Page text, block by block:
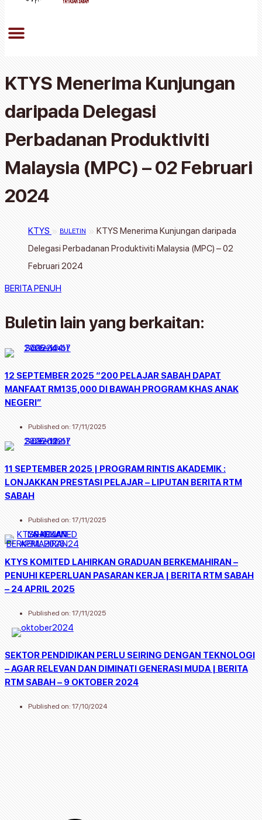
KTYS Menerima Kunjungan
daripada Delegasi
Perbadanan Produktiviti
Malaysia (MPC) – 02 Februari
2024
KTYS » BULETIN » KTYS Menerima Kunjungan daripada
Delegasi Perbadanan Produktiviti Malaysia (MPC) – 02
Februari 2024
BERITA PENUH
Buletin lain yang berkaitan:
12 SEPTEMBER 2025 “200 PELAJAR SABAH DAPAT
MANFAAT RM135,000 DI BAWAH PROGRAM KHAS ANAK
NEGERI”
Published on: 17/11/2025
11 SEPTEMBER 2025 | PROGRAM RINTIS AKADEMIK :
LONJAKKAN PRESTASI PELAJAR – LIPUTAN BERITA RTM
SABAH
Published on:17/11/2025
KTYS KOMITED LAHIRKAN GRADUAN BERKEMAHIRAN –
PENUHI KEPERLUAN PASARAN KERJA | BERITA RTM SABAH
– 24 APRIL 2025
Published on:17/11/2025
SEKTOR PENDIDIKAN PERLU SEIRING DENGAN TEKNOLOGI
– AGAR RELEVAN DAN DIMINATI GENERASI MUDA | BERITA
RTM SABAH – 9 OKTOBER 2024
Published on: 17/10/2024